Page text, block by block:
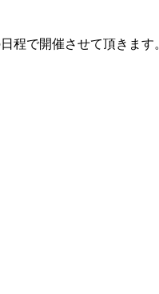
程で開催させて頂きます。